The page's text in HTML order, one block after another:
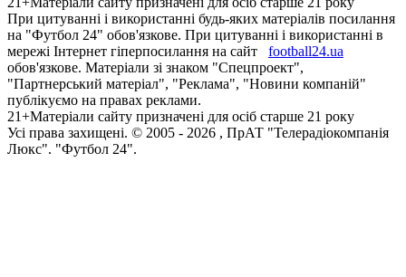
При цитуванні і використанні будь-яких матеріалів посилання
на "Футбол 24" обов'язкове. При цитуванні і використанні в
мережі Інтернет гіперпосилання на сайт
football24.ua
обов'язкове. Матеріали зі знаком "Спецпроект",
"Партнерський матеріал", "Реклама", "Новини компаній"
публікуємо на правах реклами.
21+Матеріали сайту призначені для осіб старше 21 року
Усi права захищенi. © 2005 - 2026 , ПрАТ "Телерадіокомпанія
Люкс". "Футбол 24".